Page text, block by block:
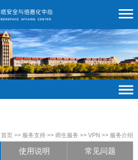
首页 >> 服务支持 >> 师生服务 >> VPN >> 服务介绍
使用说明 常见问题